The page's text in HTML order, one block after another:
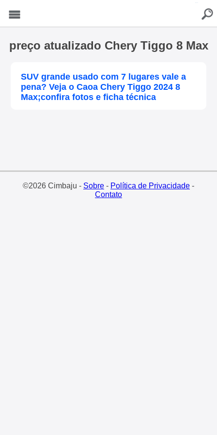
preço atualizado Chery Tiggo 8 Max
SUV grande usado com 7 lugares vale a
pena? Veja o Caoa Chery Tiggo 2024 8
Max;confira fotos e ficha técnica
©2026 Cimbaju - Sobre- Política de Privacidade-
Contato